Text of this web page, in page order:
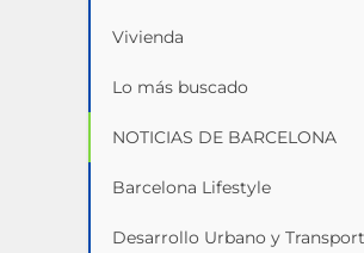
Vivienda
Lo más buscado
NOTICIAS DE BARCELONA
Barcelona Lifestyle
Desarrollo Urbano y